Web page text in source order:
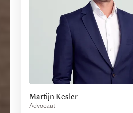
Martijn Kesler
Advocaat